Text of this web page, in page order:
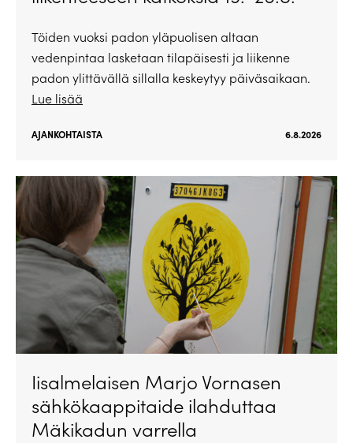
Töiden vuoksi padon yläpuolisen altaan
vedenpintaa lasketaan tilapäisesti ja liikenne
padon ylittävällä sillalla keskeytyy päiväsaikaan.
Lue lisää
AJANKOHTAISTA 6.8.2026
Iisalmelaisen Marjo Vornasen
sähkökaappitaide ilahduttaa
Mäkikadun varrella